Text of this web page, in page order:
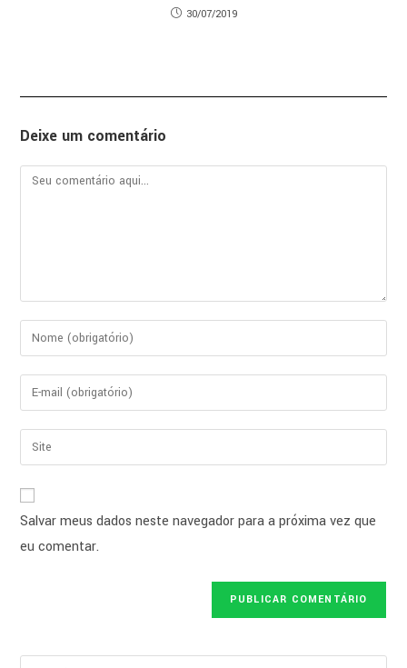
30/07/2019
Deixe um comentário
Salvar meus dados neste navegador para a próxima vez que
eu comentar.